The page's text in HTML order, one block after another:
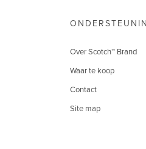
Over Scotch™ Brand
Waar te koop
Contact
Site map